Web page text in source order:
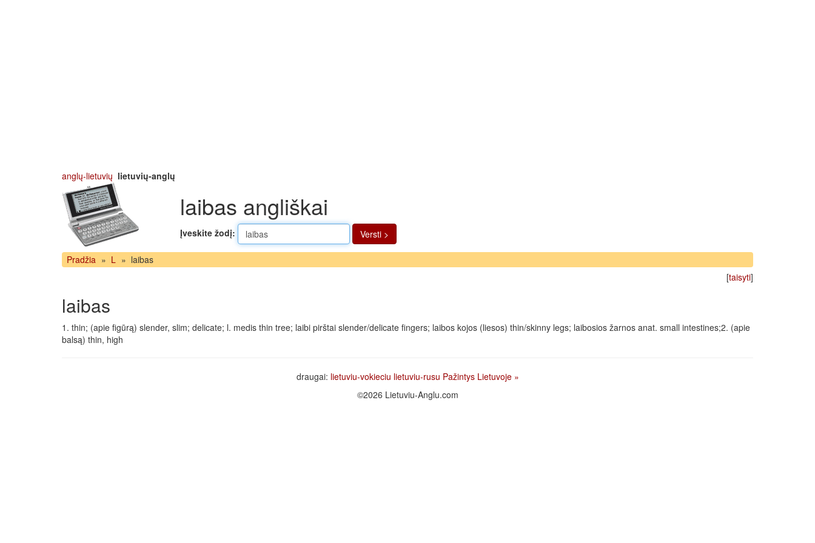
anglų-lietuvių lietuvių-anglų
laibas angliškai
Įveskite žodį: Versti >
Pradžia » L » laibas
[taisyti]
laibas
1. thin; (apie figūrą) slender, slim; delicate; l. medis thin tree; laibi pirštai slender/delicate fingers; laibos kojos (liesos) thin/skinny legs; laibosios žarnos anat. small intestines;2. (apie
balsą) thin, high
draugai: lietuviu-vokieciu lietuviu-rusu Pažintys Lietuvoje »
©2026 Lietuviu-Anglu.com